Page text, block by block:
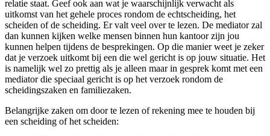
relatie staat. Geef ook aan wat je waarschijnlijk verwacht als
uitkomst van het gehele proces rondom de echtscheiding, het
scheiden of de scheiding. Er valt veel over te lezen. De mediator zal
dan kunnen kijken welke mensen binnen hun kantoor zijn jou
kunnen helpen tijdens de besprekingen. Op die manier weet je zeker
dat je verzoek uitkomt bij een die wel gericht is op jouw situatie. Het
is namelijk wel zo prettig als je alleen maar in gesprek komt met een
mediator die speciaal gericht is op het verzoek rondom de
scheidingszaken en familiezaken.
Belangrijke zaken om door te lezen of rekening mee te houden bij
een scheiding of het scheiden: